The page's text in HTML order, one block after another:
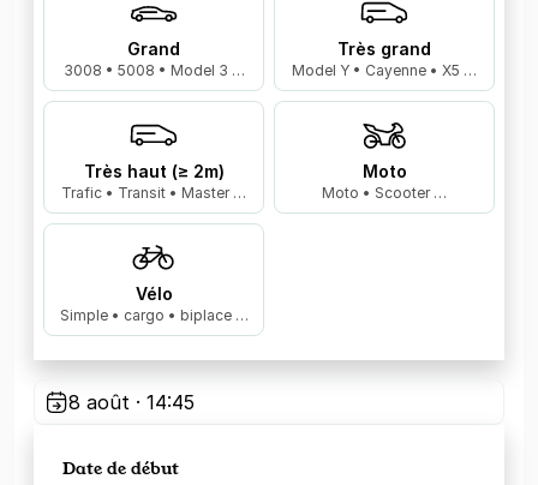
Grand
3008 • 5008 • Model 3 …
Très grand
Model Y • Cayenne • X5 …
Très haut (≥ 2m)
Trafic • Transit • Master …
Moto
Moto • Scooter …
Vélo
Simple • cargo • biplace …
8 août · 14:45
Date de début